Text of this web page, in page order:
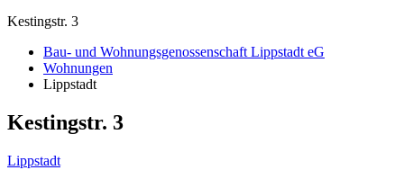
Kestingstr. 3
Bau- und Wohnungsgenossenschaft Lippstadt eG
Wohnungen
Lippstadt
Kestingstr. 3
Lippstadt